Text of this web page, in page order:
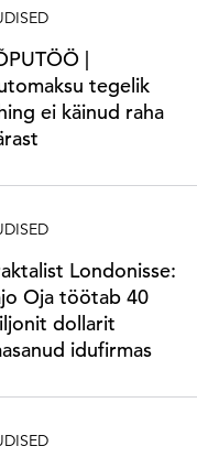
|
tegelik
ei käinud raha
Londonisse:
Oja töötab 40
dollarit
idufirmas